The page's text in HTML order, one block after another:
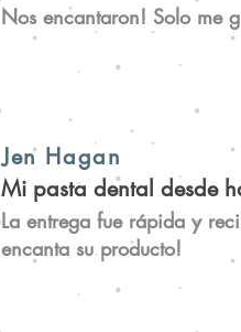
Nos encantaron! Solo me
Jen Hagan
Mi pasta dental desde
La entrega fue rápida y
encanta su producto!